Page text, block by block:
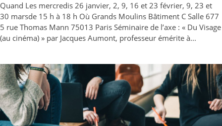
Quand Les mercredis 26 janvier, 2, 9, 16 et 23 février, 9, 23 et
30 marsde 15 h à 18 h Où Grands Moulins Bâtiment C Salle 677
5 rue Thomas Mann 75013 Paris Séminaire de l’axe : « Du Visage
(au cinéma) » par Jacques Aumont, professeur émérite à...